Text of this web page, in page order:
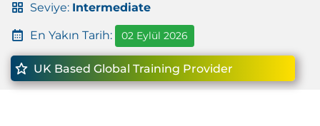
Seviye: Intermediate
En Yakın Tarih: 02 Eylül 2026
UK Based Global Training Provider